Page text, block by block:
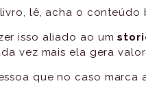
lê, acha o conteúdo
isso aliado ao um
vez mais ela gera
que no caso marca